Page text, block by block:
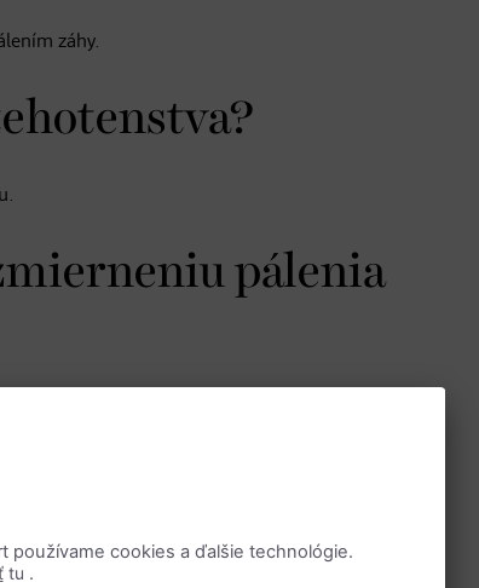
záhy.
pálenia
a dôkladné prežúvanie varených zemiakov a
počas